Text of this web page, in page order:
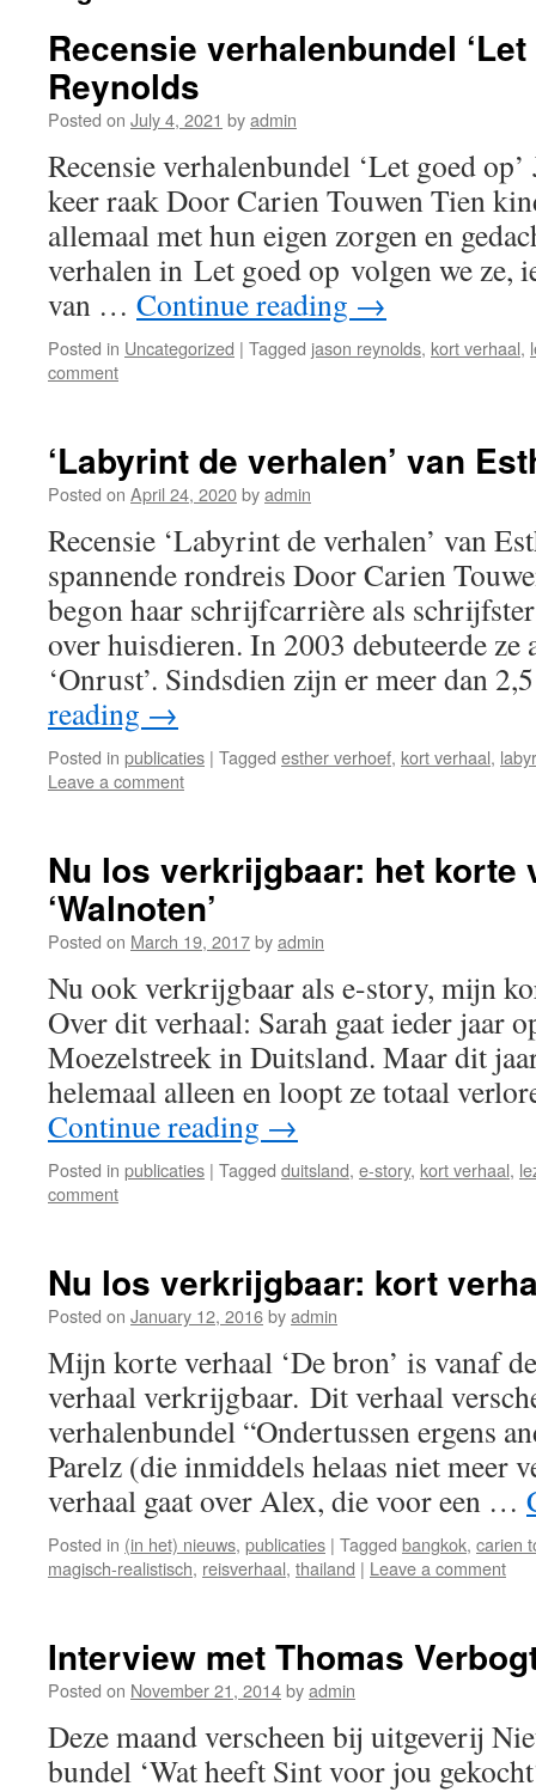
Recensie verhalenbundel
Reynolds
Posted on July 4, 2021 byadmin
Recensie verhalenbundel ‘Let goed
keer raak Door Carien Touwen Tien
allemaal met hun eigen zorgen en
verhalen in Let goed op volgen we ze,
van … Continue reading →
Posted in Uncategorized | Tagged jason reynolds, kort verhaal,
comment
‘Labyrint de verhalen’ van
Posted on April 24, 2020byadmin
Recensie ‘Labyrint de verhalen’ van
spannende rondreis Door Carien
begon haar schrijfcarrière als
over huisdieren. In 2003 debuteerde
‘Onrust’. Sindsdien zijn er meer dan
reading →
Posted in publicaties | Tagged esther verhoef, kort verhaal,
Leave a comment
Nu los verkrijgbaar: het korte
‘Walnoten’
Posted on March 19, 2017byadmin
Nu ook verkrijgbaar als e-story, mijn
Over dit verhaal: Sarah gaat ieder jaar
Moezelstreek in Duitsland. Maar dit
helemaal alleen en loopt ze totaal
Continue reading →
Posted in publicaties | Tagged duitsland, e-story, kort verhaal,
comment
Nu los verkrijgbaar: kort
Posted on January 12, 2016byadmin
Mijn korte verhaal ‘De bron’ is vanaf
verhaal verkrijgbaar. Dit verhaal
verhalenbundel “Ondertussen ergens
Parelz (die inmiddels helaas niet meer
verhaal gaat over Alex, die voor een …
Posted in (in het) nieuws, publicaties | Tagged bangkok, carien
magisch-realistisch, reisverhaal, thailand | Leave a comment
Interview met Thomas
Posted on November 21, 2014byadmin
Deze maand verscheen bij uitgeverij
bundel ‘Wat heeft Sint voor jou